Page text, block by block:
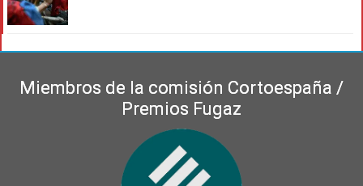
Miembros de la comisión Cortoespaña /
Premios Fugaz